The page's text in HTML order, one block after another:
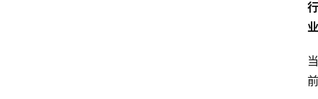
行
业
当
前